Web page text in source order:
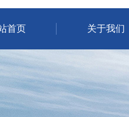
首页 关于我们